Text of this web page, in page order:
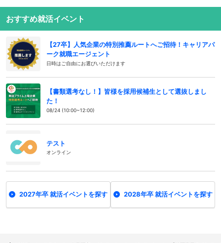
おすすめ就活イベント
【27卒】人気企業の特別推薦ルートへご招待！キャリアパ
ーク就職エージェント
日時はご自由にお選びいただけます
【書類選考なし！】皆様を採用候補生として選抜しまし
た！
08/24 (10:00~12:00)
テスト
オンライン
2027年卒 就活イベントを探す 2028年卒 就活イベントを探す